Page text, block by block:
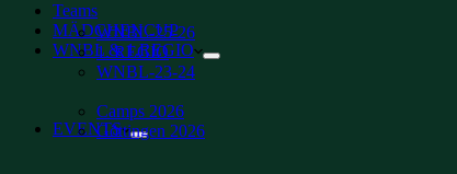
Teams
MÄDCHENCUP
WNBL & 1.REGIO
WNBL-25-26
1. REGIO
WNBL-23-24
EVENTS
Camps 2026
Göttingen 2026